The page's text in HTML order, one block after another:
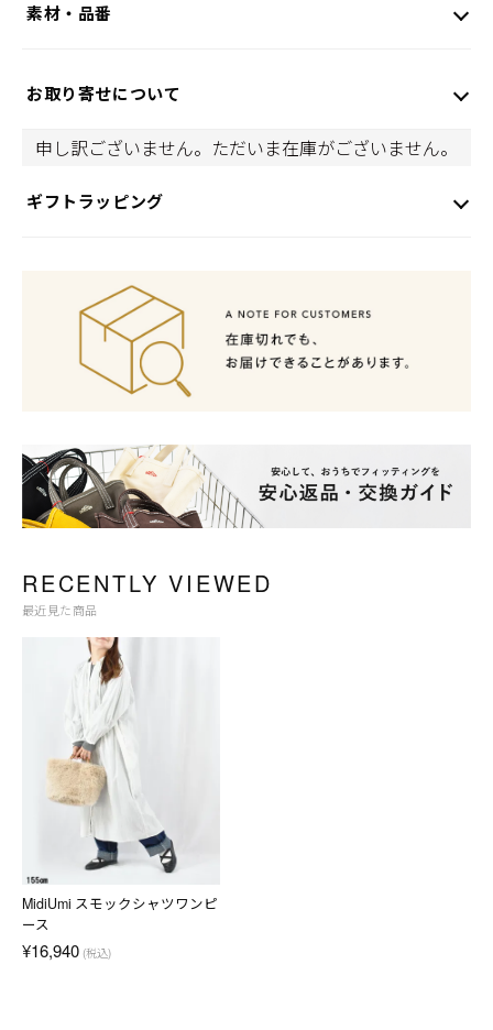
素材・品番
お取り寄せについて
申し訳ございません。ただいま在庫がございません。
ギフトラッピング
RECENTLY VIEWED
最近見た商品
MidiUmi スモックシャツワンピ
ース
¥16,940 (税込)